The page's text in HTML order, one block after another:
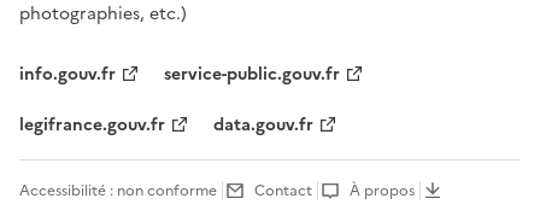
photographies, etc.)
info.gouv.fr
service-public.gouv.fr
legifrance.gouv.fr
data.gouv.fr
Accessibilité : non conforme Contact À propos